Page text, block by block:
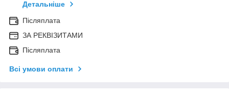
Детальніше
Післяплата
ЗА РЕКВІЗИТАМИ
Післяплата
Всі умови оплати